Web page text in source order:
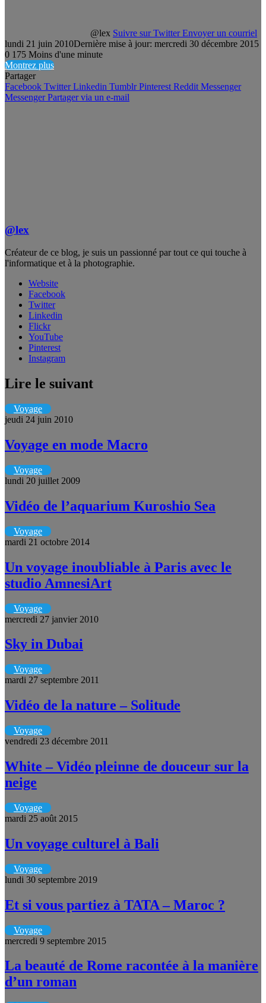
@lex Suivre sur Twitter Envoyer un courriel
lundi 21 juin 2010Dernière mise à jour: mercredi 30 décembre 2015
0 175 Moins d'une minute
Montrez plus
Partager
Facebook Twitter Linkedin Tumblr Pinterest Reddit Messenger
Messenger Partager via un e-mail
@lex
Créateur de ce blog, je suis un passionné par tout ce qui touche à
l'informatique et à la photographie.
Website
Facebook
Twitter
Linkedin
Flickr
YouTube
Pinterest
Instagram
Lire le suivant
Voyage
jeudi 24 juin 2010
Voyage en mode Macro
Voyage
lundi 20 juillet 2009
Vidéo de l’aquarium Kuroshio Sea
Voyage
mardi 21 octobre 2014
Un voyage inoubliable à Paris avec le
studio AmnesiArt
Voyage
mercredi 27 janvier 2010
Sky in Dubai
Voyage
mardi 27 septembre 2011
Vidéo de la nature – Solitude
Voyage
vendredi 23 décembre 2011
White – Vidéo pleinne de douceur sur la
neige
Voyage
mardi 25 août 2015
Un voyage culturel à Bali
Voyage
lundi 30 septembre 2019
Et si vous partiez à TATA – Maroc ?
Voyage
mercredi 9 septembre 2015
La beauté de Rome racontée à la manière
d’un roman